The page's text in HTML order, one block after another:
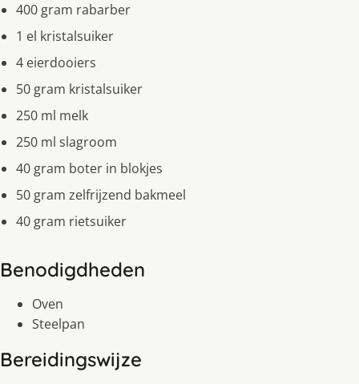
400 gram rabarber
1 el kristalsuiker
4 eierdooiers
50 gram kristalsuiker
250 ml melk
250 ml slagroom
40 gram boter in blokjes
50 gram zelfrijzend bakmeel
40 gram rietsuiker
Benodigdheden
Oven
Steelpan
Bereidingswijze